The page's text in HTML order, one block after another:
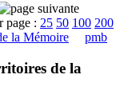
page : 25 50 100 200
la Mémoire
pmb
de la